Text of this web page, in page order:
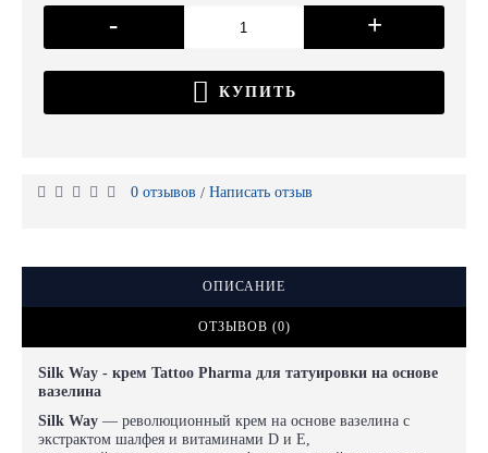
- +
КУПИТЬ
0 отзывов / Написать отзыв
ОПИСАНИЕ
ОТЗЫВОВ (0)
Silk Way - крем Tattoo Pharma для татуировки на основе
вазелина
Silk Way — революционный крем на основе вазелина с
экстрактом шалфея и витаминами D и E,